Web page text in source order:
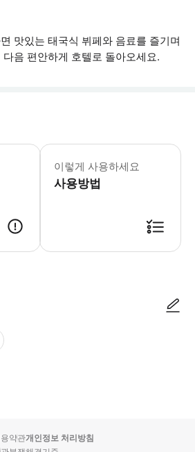
맛있는 태국식 뷔페와 음료를 즐기며
음 편안하게 호텔로 돌아오세요.
편안한 복장과 발가락이 닫히는 신발
이렇게 사용하세요
사용방법
약관개인정보 처리방침